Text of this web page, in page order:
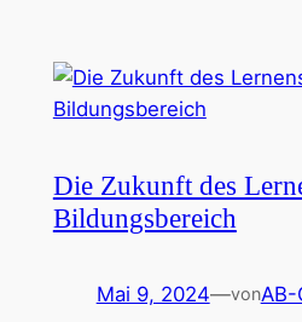
Die Zukunft des
Bildungsbereich
Mai 9, 2024—vonAB-